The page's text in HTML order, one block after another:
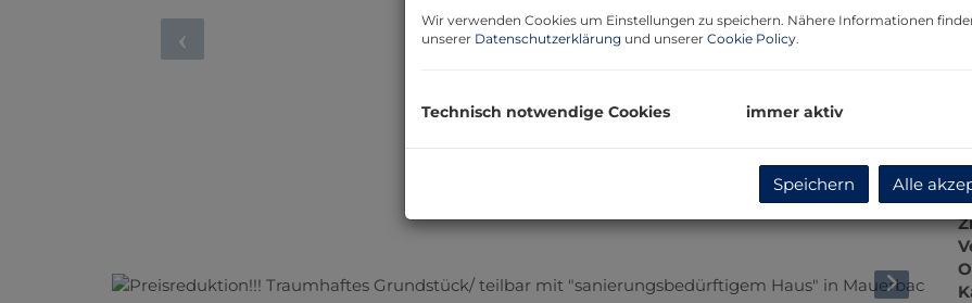
Wir verwenden Cookies um Einstellungen zu speichern. Nähere Informationen
unserer Datenschutzerklärung und unserer Cookie Policy.
Technisch notwendige Cookies immer aktiv
Speichern Alle